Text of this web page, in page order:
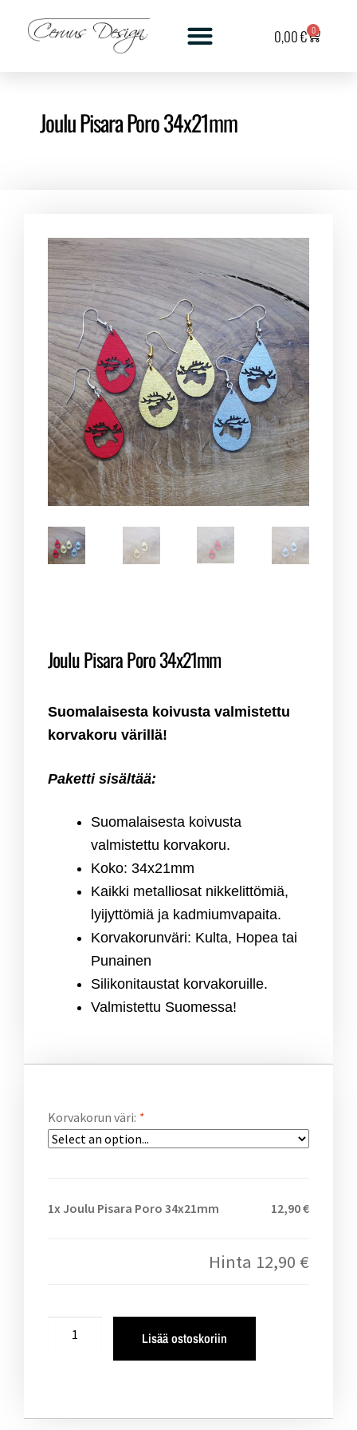
0,00€ 0
Joulu Pisara Poro 34x21mm
Joulu Pisara Poro 34x21mm
Suomalaisesta koivusta valmistettu
korvakoru värillä!
Paketti sisältää:
Suomalaisesta koivusta
valmistettu korvakoru.
Koko: 34x21mm
Kaikki metalliosat nikkelittömiä,
lyijyttömiä ja kadmiumvapaita.
Korvakorunväri: Kulta, Hopea tai
Punainen
Silikonitaustat korvakoruille.
Valmistettu Suomessa!
Korvakorun väri: *
1x Joulu Pisara Poro 34x21mm 12,90 €
Hinta 12,90 €
Lisää ostoskoriin